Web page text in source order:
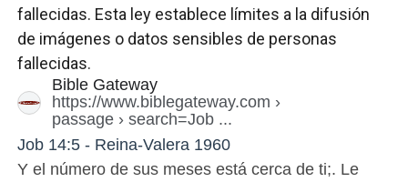
Digecac realizará Primer Festival de Plantas 2026
Josefa Castillo: Liderazgo y Transformación Social al
Lee Ballester a los que se forman como agentes
fallecidas. Esta ley establece límites a la difusión
de imágenes o datos sensibles de personas
fallecidas.
Job 14:5 - Reina-Valera 1960
Bible Gateway
https://www.biblegateway.com ›
passage › search=Job ...
Y el número de sus meses está cerca de ti;. Le